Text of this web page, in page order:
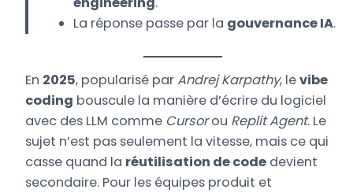
La réponse passe par la gouvernance IA.
En 2025, popularisé parAndrej Karpathy, levibe
coding bouscule la manière d’écrire du logiciel
avec des LLM comme Cursorou Replit Agent. Le
sujet n’est pas seulement la vitesse, mais ce qui
casse quand la réutilisation de code devient
secondaire. Pour les équipes produit et